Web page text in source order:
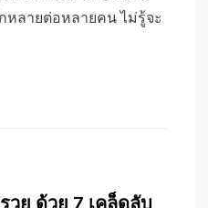
ลายต่อหลายคน ไม่รู้จะ